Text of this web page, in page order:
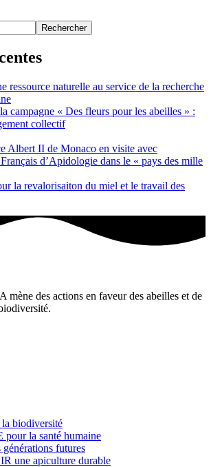
Rechercher
ressource naturelle au service de la recherche
campagne « Des fleurs pour les abeilles » :
collectif
Albert II de Monaco en visite avec
d’Apidologie dans le « pays des mille
la revalorisaiton du miel et le travail des
mène des actions en faveur des abeilles et de
biodiversité
la santé humaine
futures
une apiculture durable